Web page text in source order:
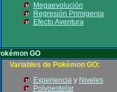
Megaevolución
Regresión Primigenia
Efecto Aventura
GO
Variables de Pokémon GO:
Experienciay Niveles
Polvoestelar